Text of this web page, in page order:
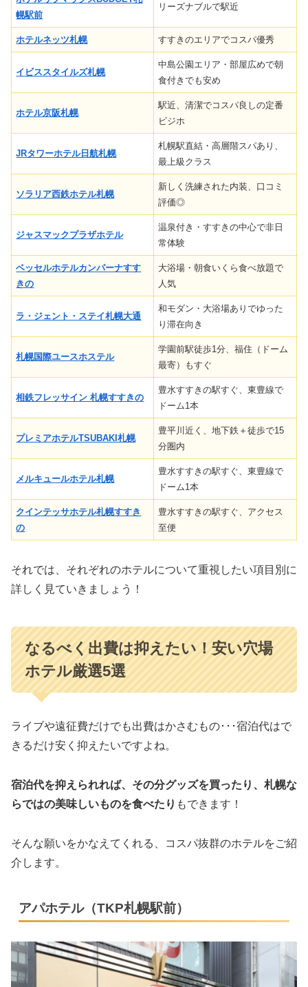
幌駅前
リーズナブルで駅近
ホテルネッツ札幌 すすきのエリアでコスパ優秀
イビススタイルズ札幌
中島公園エリア・部屋広めで朝
食付きでも安め
ホテル京阪札幌
駅近、清潔でコスパ良しの定番
ビジホ
JRタワーホテル日航札幌
札幌駅直結・高層階スパあり、
最上級クラス
ソラリア西鉄ホテル札幌
新しく洗練された内装、口コミ
評価◎
ジャスマックプラザホテル
温泉付き・すすきの中心で非日
常体験
ベッセルホテルカンパーナすす
きの
大浴場・朝食いくら食べ放題で
人気
ラ・ジェント・ステイ札幌大通
和モダン・大浴場ありでゆった
り滞在向き
札幌国際ユースホステル
学園前駅徒歩1分、福住（ドーム
最寄）もすぐ
相鉄フレッサイン 札幌すすきの
豊水すすきの駅すぐ、東豊線で
ドーム1本
プレミアホテルTSUBAKI札幌
豊平川近く、地下鉄＋徒歩で15
分圏内
メルキュールホテル札幌
豊水すすきの駅すぐ、東豊線で
ドーム1本
クインテッサホテル札幌すすき
の
豊水すすきの駅すぐ、アクセス
至便
それでは、それぞれのホテルについて重視したい項目別に
詳しく見ていきましょう！
なるべく出費は抑えたい！安い穴場
ホテル厳選5選
ライブや遠征費だけでも出費はかさむもの･･･宿泊代はで
きるだけ安く抑えたいですよね。
宿泊代を抑えられれば、その分グッズを買ったり、札幌な
らではの美味しいものを食べたり もできます！
そんな願いをかなえてくれる、コスパ抜群のホテルをご紹
介します。
アパホテル（TKP札幌駅前）